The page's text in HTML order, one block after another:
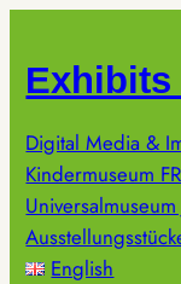
springen
Exhibits
Digital Media &
Kindermuseum
English